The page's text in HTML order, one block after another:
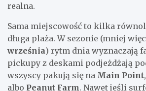
realna.
Sama miejscowość to kilka
długa plaża. W sezonie (mniej
września) rytm dnia wyznaczają
pickupy z deskami podjeżdżają
wszyscy pakują się na Main Point,
albo Peanut Farm. Nawet jeśli